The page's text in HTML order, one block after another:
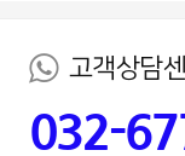
고객상담
032-